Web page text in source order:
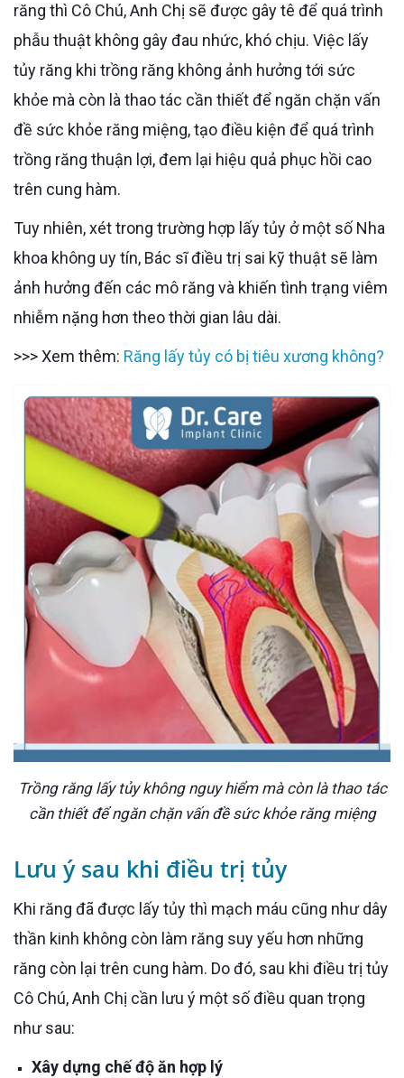
răng thì Cô Chú, Anh Chị sẽ được gây tê để quá trình
phẫu thuật không gây đau nhức, khó chịu. Việc lấy
tủy răng khi trồng răng không ảnh hưởng tới sức
khỏe mà còn là thao tác cần thiết để ngăn chặn vấn
đề sức khỏe răng miệng, tạo điều kiện để quá trình
trồng răng thuận lợi, đem lại hiệu quả phục hồi cao
trên cung hàm.
Tuy nhiên, xét trong trường hợp lấy tủy ở một số Nha
khoa không uy tín, Bác sĩ điều trị sai kỹ thuật sẽ làm
ảnh hưởng đến các mô răng và khiến tình trạng viêm
nhiễm nặng hơn theo thời gian lâu dài.
>>> Xem thêm: Răng lấy tủy có bị tiêu xương không?
Trồng răng lấy tủy không nguy hiểm mà còn là thao tác
cần thiết để ngăn chặn vấn đề sức khỏe răng miệng
Lưu ý sau khi điều trị tủy
Khi răng đã được lấy tủy thì mạch máu cũng như dây
thần kinh không còn làm răng suy yếu hơn những
răng còn lại trên cung hàm. Do đó, sau khi điều trị tủy
Cô Chú, Anh Chị cần lưu ý một số điều quan trọng
như sau:
Xây dựng chế độ ăn hợp lý